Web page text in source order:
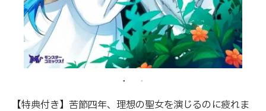
【特典付き】苦節四年、理想の聖女を演じるのに疲れま